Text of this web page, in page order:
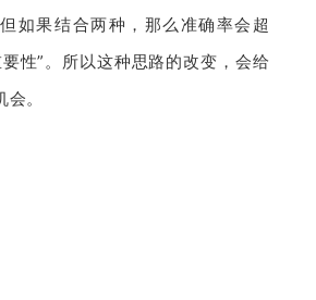
如果结合两种，那么准确率会超
性”。所以这种思路的改变，会给
。